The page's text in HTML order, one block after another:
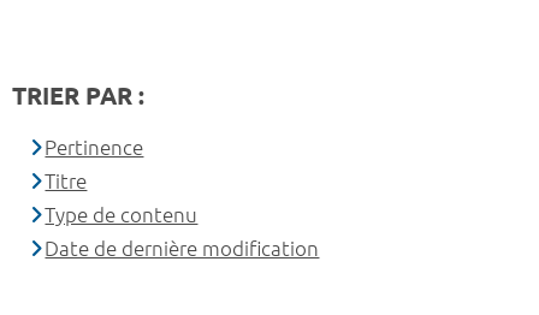
TRIER PAR :
Pertinence
Titre
Type de contenu
Date de dernière modification